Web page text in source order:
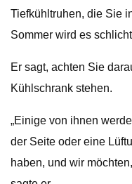
Tiefkühltruhen, die Sie
Sommer wird es
Er sagt, achten Sie
Kühlschrank stehen.
„Einige von ihnen
der Seite oder eine
haben, und wir